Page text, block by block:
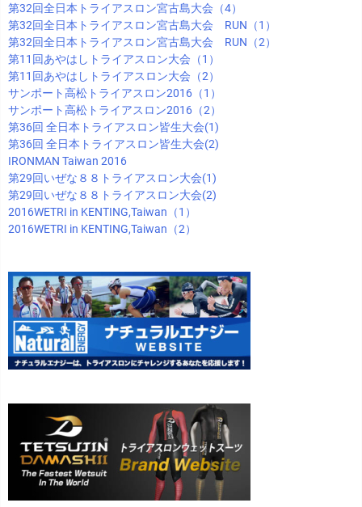
第32回全日本トライアスロン宮古島大会（4）
第32回全日本トライアスロン宮古島大会 RUN（1）
第32回全日本トライアスロン宮古島大会 RUN（2）
第11回あやはしトライアスロン大会（1）
第11回あやはしトライアスロン大会（2）
サンポート高松トライアスロン2016（1）
サンポート高松トライアスロン2016（2）
第36回 全日本トライアスロン皆生大会(1)
第36回 全日本トライアスロン皆生大会(2)
IRONMAN Taiwan 2016
第29回いぜな８８トライアスロン大会(1)
第29回いぜな８８トライアスロン大会(2)
2016WETRI in KENTING,Taiwan（1）
2016WETRI in KENTING,Taiwan（2）